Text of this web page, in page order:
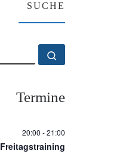
SUCHE
SUCHE
Termine
20:00 -21:00
Freitagstraining